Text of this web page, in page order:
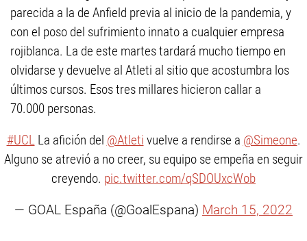
parecida a la de Anfield previa al inicio de la pandemia, y
con el poso del sufrimiento innato a cualquier empresa
rojiblanca. La de este martes tardará mucho tiempo en
olvidarse y devuelve al Atleti al sitio que acostumbra los
últimos cursos. Esos tres millares hicieron callar a
70.000 personas.
#UCLLa afición del @Atleti vuelve a rendirse a @Simeone.
Alguno se atrevió a no creer, su equipo se empeña en seguir
creyendo. pic.twitter.com/qSDOUxcWob
— GOAL España (@GoalEspana) March 15, 2022